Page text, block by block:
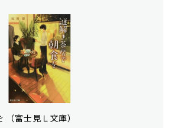
富士見Ｌ文庫）